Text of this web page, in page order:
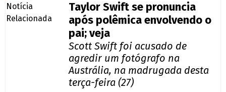
Taylor Swift se pronuncia
após polêmica envolvendo o
pai; veja
Scott Swift foi acusado de
agredir um fotógrafo na
Austrália, na madrugada desta
terça-feira (27)